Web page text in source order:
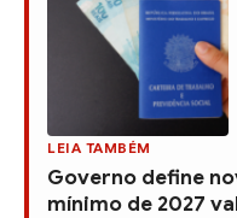
LEIA TAMBÉM
Governo define
mínimo de 2027